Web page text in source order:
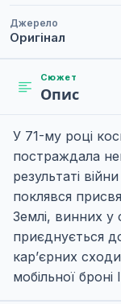
Джерело
Оригінал
Сюжет
Опис
У 71-му році
постраждала
результаті
поклявся
Землі, винних у
приєднується
кар’єрних
мобільної броні